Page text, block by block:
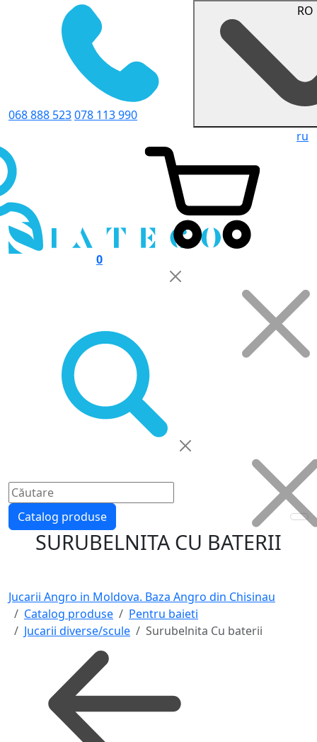
068 888 523078 113 990
ru
0
Catalog produse
SURUBELNITA CU BATERII
Jucarii Angro in Moldova. Baza Angro din Chisinau
Catalog produse
Pentru baieti
Jucarii diverse/scule
Surubelnita Cu baterii